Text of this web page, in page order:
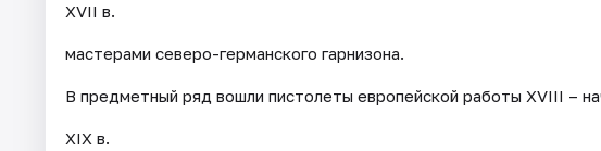
XVII в.
мастерами северо-германского гарнизона.
В предметный ряд вошли пистолеты европейской работы XVIII –
XIX в.